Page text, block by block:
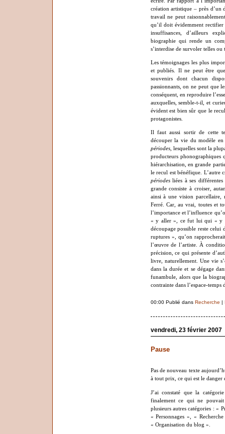
création artistique – près d’un
travail ne peut
qu’il doit évidemment rectifier
insuffisances, d’ailleurs
biographie qui rende un
s’interdise de survoler telles ou
Les témoignages les plus
et publiés. Il ne peut être
souvenirs dont chacun
passionnants, on ne peut que
conséquent, en reproduire
auxquelles, semble-t-il, et
évident est bien sûr que le
protagonistes.
Il faut aussi sortir de cette
découper la vie du modèle
périodes, lesquelles sont la
producteurs phonographiques
hiérarchisation, en grande
le recul est bénéfique. L’autre
périodesliées à ses différentes
grande consiste à croiser,
ainsi à une vision parcellaire,
Ferré. Car, au vrai, toutes et
l’importance et l’influence
« y aller », ce fut lui qui « y
découpage possible reste celui
ruptures », qu’on
l’œuvre de l’artiste. À
précision, ce qui présente
livre, naturellement. Une vie
dans la durée et se dégage
funambule, alors que la
contrainte dans l’espace-temps
00:00 Publié dans Recherche |
vendredi, 23 février 2007
Pause
Pas de nouveau texte
à tout prix, ce qui est le danger
J’ai constaté que la
finalement ce qui ne
plusieurs autres catégories : «
« Personnages », «
« Organisation du blog ».